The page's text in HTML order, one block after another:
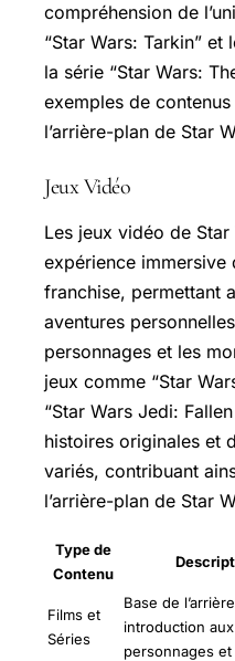
compréhension de
“Star Wars: Tarkin” et
la série “Star Wars:
exemples de
l’arrière-plan de Star
Jeux Vidéo
Les jeux vidéo de
expérience immersive
franchise, permettant
aventures
personnages et les
jeux comme “Star
“Star Wars Jedi:
histoires originales et
variés, contribuant
l’arrière-plan de Star
Type de
Contenu
Films et
Séries
Base de
introduction aux
personnages et